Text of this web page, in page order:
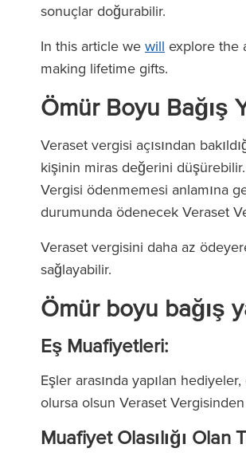
sonuçlar doğurabilir.
In this article we will explore the
making lifetime gifts.
Ömür Boyu Bağış
Veraset vergisi açısından
kişinin miras değerini
Vergisi ödenmemesi anlamına
durumunda ödenecek Veraset
Veraset vergisini daha az
sağlayabilir.
Ömür boyu bağış
Eş Muafiyetleri:
Eşler arasında yapılan
olursa olsun Veraset Vergisinden
Muafiyet Olasılığı Olan